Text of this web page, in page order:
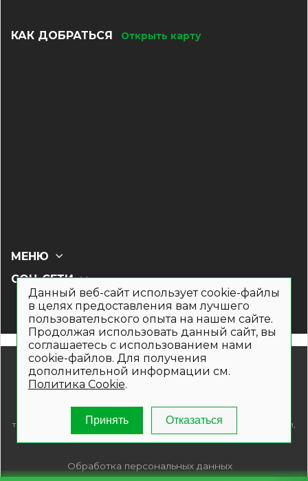
КАК ДОБРАТЬСЯ Открыть карту
СОЦ СЕТИ
МЕНЮ
© 2019- 2026. Общество с ограниченной ответственностью
«Кронекс»
Информация на сайте носит рекламно-информационный
товаров и (или) услуг , пожалуйста, обращайтесь по телефонам,
указанным на сайте.
Обработка персональных данных
Данный веб-сайт использует cookie-файлы
в целях предоставления вам лучшего
пользовательского опыта на нашем сайте.
Продолжая использовать данный сайт, вы
соглашаетесь с использованием нами
cookie-файлов. Для получения
дополнительной информации см.
Политика Cookie.
Принять Отказаться